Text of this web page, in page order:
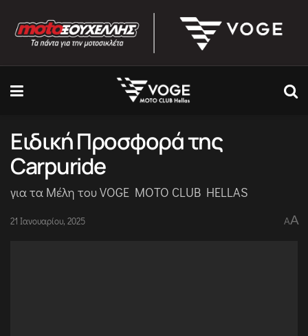
Ειδική Προσφορά της
Carpuride
για τα Μέλη του VOGE MOTO CLUB HELLAS
21 Ιανουαρίου, 2025 AA